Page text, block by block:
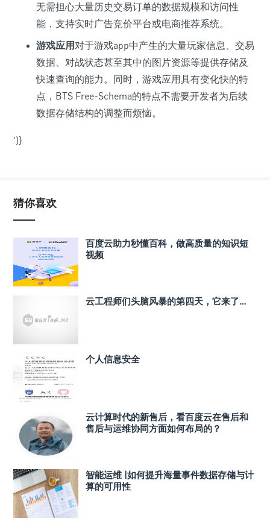
无需担心大量历史交易订单的数据规模和访问性
能，支持实时广告竞价平台或电商推荐系统。
游戏应用对于游戏app中产生的大量玩家信息、交易
数据、对战状态甚至其中的图片资源等提供存储及
快速查询的能力。同时，游戏应用具有变化快的特
点，BTS Free-Schema的特点不需要开发者为后续
数据存储结构的调整而烦恼。
')}
猜你喜欢
百度云助力秒懂百科，做高质量的知识短
视频
云工程师们头脑风暴的第四天，它来了…
个人信息安全
云计算时代的新售后，看百度云在售后和
售后与运维协同方面如何布局的？
智能运维 |如何提升海量事件数据存储与计
算的可用性